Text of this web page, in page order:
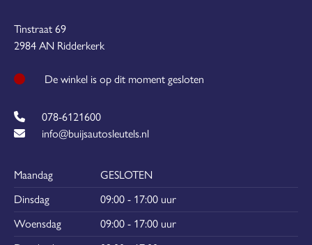
Tinstraat 69
2984 AN Ridderkerk
De winkel is op dit moment gesloten
078-6121600
info@buijsautosleutels.nl
Maandag
GESLOTEN
Dinsdag
09:00 - 17:00 uur
Woensdag
09:00 - 17:00 uur